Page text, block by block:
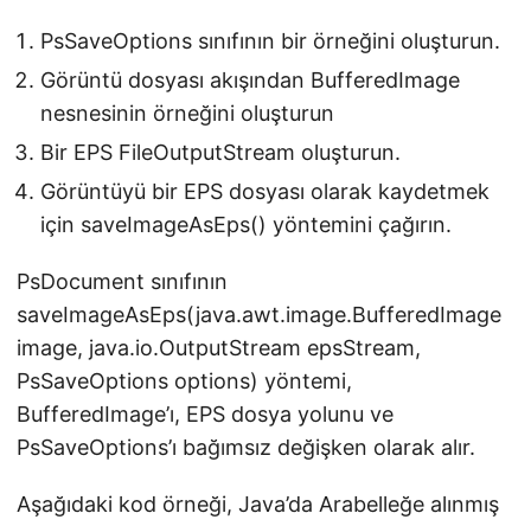
PsSaveOptions sınıfının bir örneğini oluşturun.
Görüntü dosyası akışından BufferedImage
nesnesinin örneğini oluşturun
Bir EPS FileOutputStream oluşturun.
Görüntüyü bir EPS dosyası olarak kaydetmek
için saveImageAsEps() yöntemini çağırın.
PsDocument sınıfının
saveImageAsEps(java.awt.image.BufferedImage
image, java.io.OutputStream epsStream,
PsSaveOptions options) yöntemi,
BufferedImage’ı, EPS dosya yolunu ve
PsSaveOptions’ı bağımsız değişken olarak alır.
Aşağıdaki kod örneği, Java’da Arabelleğe alınmış